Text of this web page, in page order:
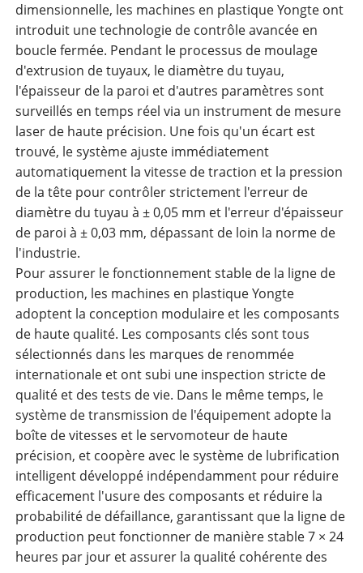
dimensionnelle, les machines en plastique Yongte ont
introduit une technologie de contrôle avancée en
boucle fermée. Pendant le processus de moulage
d'extrusion de tuyaux, le diamètre du tuyau,
l'épaisseur de la paroi et d'autres paramètres sont
surveillés en temps réel via un instrument de mesure
laser de haute précision. Une fois qu'un écart est
trouvé, le système ajuste immédiatement
automatiquement la vitesse de traction et la pression
de la tête pour contrôler strictement l'erreur de
diamètre du tuyau à ± 0,05 mm et l'erreur d'épaisseur
de paroi à ± 0,03 mm, dépassant de loin la norme de
l'industrie.
Pour assurer le fonctionnement stable de la ligne de
production, les machines en plastique Yongte
adoptent la conception modulaire et les composants
de haute qualité. Les composants clés sont tous
sélectionnés dans les marques de renommée
internationale et ont subi une inspection stricte de
qualité et des tests de vie. Dans le même temps, le
système de transmission de l'équipement adopte la
boîte de vitesses et le servomoteur de haute
précision, et coopère avec le système de lubrification
intelligent développé indépendamment pour réduire
efficacement l'usure des composants et réduire la
probabilité de défaillance, garantissant que la ligne de
production peut fonctionner de manière stable 7 × 24
heures par jour et assurer la qualité cohérente des